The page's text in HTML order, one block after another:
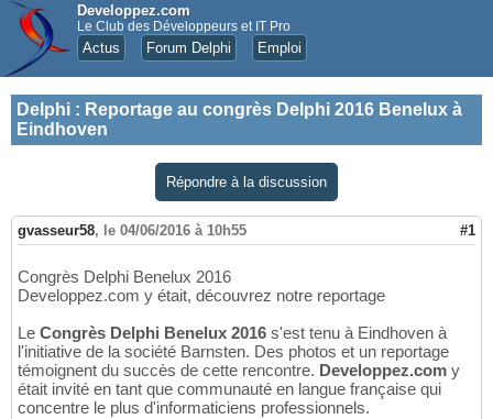
Developpez.com
Le Club des Développeurs et IT Pro
Actus Forum Delphi Emploi
Delphi : Reportage au congrès Delphi 2016 Benelux à
Eindhoven
Répondre à la discussion
gvasseur58, le 04/06/2016 à 10h55 #1
Congrès Delphi Benelux 2016
Developpez.com y était, découvrez notre reportage
Le Congrès Delphi Benelux 2016 s'est tenu à Eindhoven à
l'initiative de la société Barnsten. Des photos et un reportage
témoignent du succès de cette rencontre. Developpez.com y
était invité en tant que communauté en langue française qui
concentre le plus d'informaticiens professionnels.